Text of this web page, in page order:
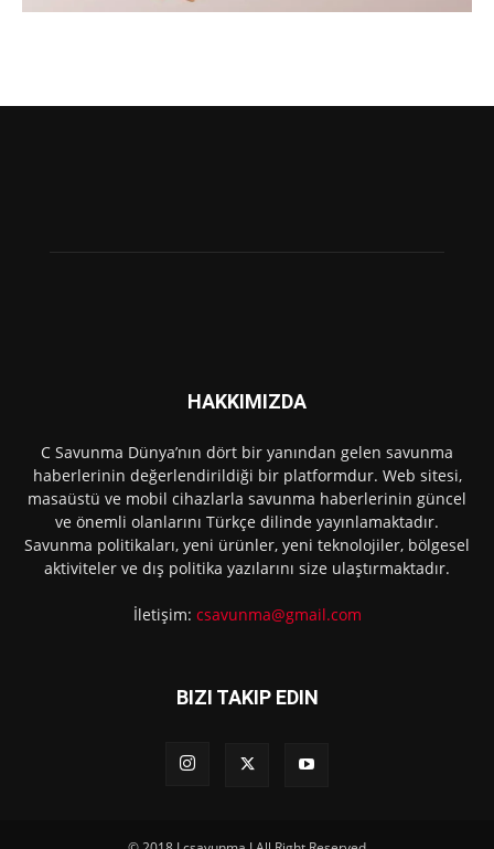
HAKKIMIZDA
C Savunma Dünya’nın dört bir yanından gelen savunma
haberlerinin değerlendirildiği bir platformdur. Web sitesi,
masaüstü ve mobil cihazlarla savunma haberlerinin güncel
ve önemli olanlarını Türkçe dilinde yayınlamaktadır.
Savunma politikaları, yeni ürünler, yeni teknolojiler, bölgesel
aktiviteler ve dış politika yazılarını size ulaştırmaktadır.
İletişim: csavunma@gmail.com
BIZI TAKIP EDIN